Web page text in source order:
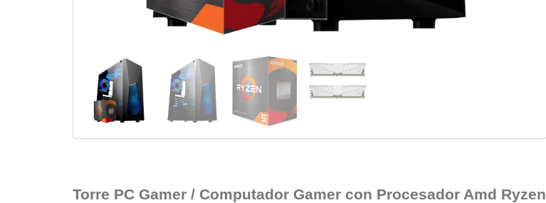
Torre PC Gamer / Computador Gamer con Procesador Amd Ryzen